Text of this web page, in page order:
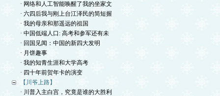
· 网络和人工智能唤醒了我的坐家文
· 六四后我与刚上台江泽民的简短握
· 我的母亲和那遥远的祖国
· 中国低端人口: 高考和参军还有未
· 回国见闻：中国的新四大发明
· 月饼趣事
· 我的知青生涯和大学高考
· 四十年前贺年卡的演变
【川爷上路】
· 川普入主白宫，究竟是谁的大胜利